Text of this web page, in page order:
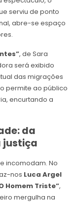
serviu de ponto
abre-se espaço
, de Sara
será exibido
das migrações
permite ao público
encurtando a
da
justiça
incomodam. No
nos Luca Argel
Homem Triste”,
mergulha na